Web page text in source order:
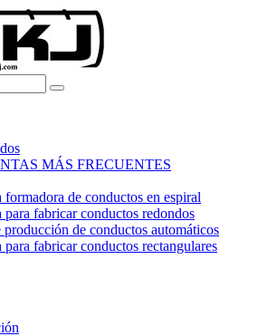
MÁS FRECUENTES
formadora de conductos en espiral
para fabricar conductos redondos
producción de conductos automáticos
para fabricar conductos rectangulares